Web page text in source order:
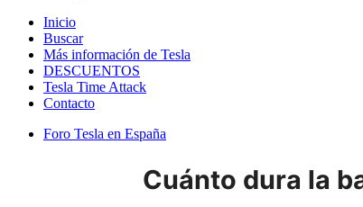
Inicio
Buscar
Más información de Tesla
DESCUENTOS
Tesla Time Attack
Contacto
Foro Tesla en España
Cuánto dura la